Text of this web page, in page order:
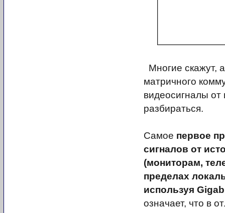
Многие скажут,
матричного
видеосигналы от
разбираться.
Самое первое
сигналов от
(мониторам,
пределах
используя
означает, что в